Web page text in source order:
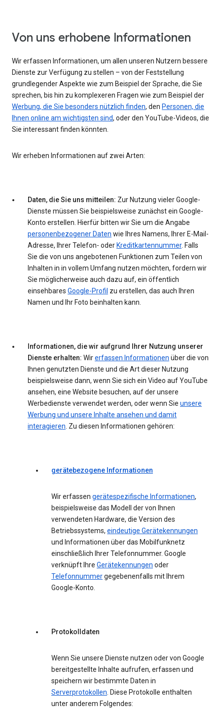
Von uns erhobene Informationen
Wir erfassen Informationen, um allen unseren Nutzern bessere
Dienste zur Verfügung zu stellen – von der Feststellung
grundlegender Aspekte wie zum Beispiel der Sprache, die Sie
sprechen, bis hin zu komplexeren Fragen wie zum Beispiel der
Werbung, die Sie besonders nützlich finden, den Personen, die
Ihnen online am wichtigsten sind, oder den YouTube-Videos, die
Sie interessant finden könnten.
Wir erheben Informationen auf zwei Arten:
Daten, die Sie uns mitteilen: Zur Nutzung vieler Google-
Dienste müssen Sie beispielsweise zunächst ein Google-
Konto erstellen. Hierfür bitten wir Sie um die Angabe
personenbezogener Daten wie Ihres Namens, Ihrer E-Mail-
Adresse, Ihrer Telefon- oder Kreditkartennummer. Falls
Sie die von uns angebotenen Funktionen zum Teilen von
Inhalten in in vollem Umfang nutzen möchten, fordern wir
Sie möglicherweise auch dazu auf, ein öffentlich
einsehbares Google-Profil zu erstellen, das auch Ihren
Namen und Ihr Foto beinhalten kann.
Informationen, die wir aufgrund Ihrer Nutzung unserer
Dienste erhalten: Wirerfassen Informationen über die von
Ihnen genutzten Dienste und die Art dieser Nutzung
beispielsweise dann, wenn Sie sich ein Video auf YouTube
ansehen, eine Website besuchen, auf der unsere
Werbedienste verwendet werden, oder wenn Sie unsere
Werbung und unsere Inhalte ansehen und damit
interagieren. Zu diesen Informationen gehören:
gerätebezogene Informationen
Wir erfassen gerätespezifische Informationen,
beispielsweise das Modell der von Ihnen
verwendeten Hardware, die Version des
Betriebssystems, eindeutige Gerätekennungen
und Informationen über das Mobilfunknetz
einschließlich Ihrer Telefonnummer. Google
verknüpft Ihre Gerätekennungen oder
Telefonnummergegebenenfalls mit Ihrem
Google-Konto.
Protokolldaten
Wenn Sie unsere Dienste nutzen oder von Google
bereitgestellte Inhalte aufrufen, erfassen und
speichern wir bestimmte Daten in
Serverprotokollen. Diese Protokolle enthalten
unter anderem Folgendes: